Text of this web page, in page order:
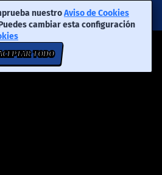
nuestroAviso de Cookies
cambiar esta configuración
TODO